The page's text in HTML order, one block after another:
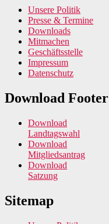
Unsere Politik
Presse & Termine
Downloads
Mitmachen
Geschäftsstelle
Impressum
Datenschutz
Download Footer
Download
Landtagswahl
Download
Mitgliedsantrag
Download
Satzung
Sitemap